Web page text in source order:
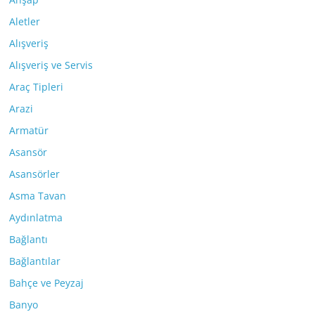
Aletler
Alışveriş
Alışveriş ve Servis
Araç Tipleri
Arazi
Armatür
Asansör
Asansörler
Asma Tavan
Aydınlatma
Bağlantı
Bağlantılar
Bahçe ve Peyzaj
Banyo